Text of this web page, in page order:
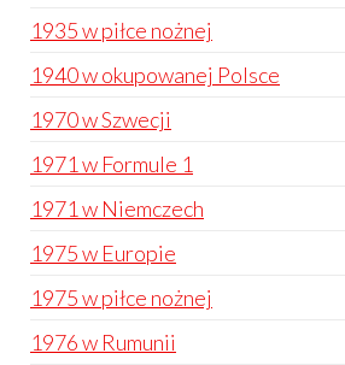
1935 w piłce nożnej
1940 w okupowanej Polsce
1970 w Szwecji
1971 w Formule 1
1971 w Niemczech
1975 w Europie
1975 w piłce nożnej
1976 w Rumunii